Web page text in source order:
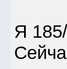
Я